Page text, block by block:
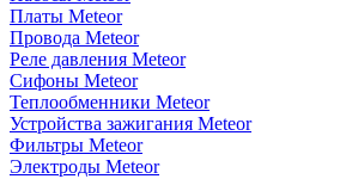
Платы Meteor
Провода Meteor
Реле давления Meteor
Сифоны Meteor
Теплообменники Meteor
Устройства зажигания Meteor
Фильтры Meteor
Электроды Meteor